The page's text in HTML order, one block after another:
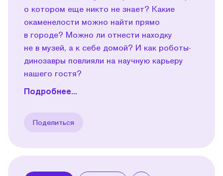
о котором еще никто не знает? Какие
окаменелости можно найти прямо
в городе? Можно ли отнести находку
не в музей, а к себе домой? И как роботы-
динозавры повлияли на научную карьеру
нашего гостя?
Подробнее...
Поделиться